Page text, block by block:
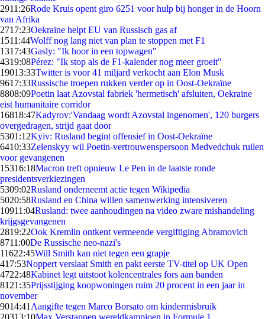
2911:26Rode Kruis opent giro 6251 voor hulp bij honger in de Hoorn
van Afrika
2717:23Oekraïne helpt EU van Russisch gas af
1511:44Wolff nog lang niet van plan te stoppen met F1
1317:43Gasly: "Ik hoor in een topwagen"
4319:08Pérez: "Ik stop als de F1-kalender nog meer groeit"
19013:33Twitter is voor 41 miljard verkocht aan Elon Musk
9617:33Russische troepen rukken verder op in Oost-Oekraïne
8808:09Poetin laat Azovstal fabriek 'hermetisch' afsluiten, Oekraïne
eist humanitaire corridor
16818:47Kadyrov:'Vandaag wordt Azovstal ingenomen', 120 burgers
overgedragen, strijd gaat door
5301:12Kyiv: Rusland begint offensief in Oost-Oekraïne
6410:33Zelenskyy wil Poetin-vertrouwenspersoon Medvedchuk ruilen
voor gevangenen
15316:18Macron treft opnieuw Le Pen in de laatste ronde
presidentsverkiezingen
5309:02Rusland onderneemt actie tegen Wikipedia
5020:58Rusland en China willen samenwerking intensiveren
10911:04Rusland: twee aanhoudingen na video zware mishandeling
krijgsgevangenen
2819:22Ook Kremlin ontkent vermeende vergiftiging Abramovich
8711:00De Russische neo-nazi's
11622:45Will Smith kan niet tegen een grapje
417:53Noppert verslaat Smith en pakt eerste TV-titel op UK Open
4722:48Kabinet legt uitstoot kolencentrales fors aan banden
81 21:35Prijsstijging koopwoningen ruim 20 procent in een jaar in
november
9014:41 Aangifte tegen Marco Borsato om kindermisbruik
20313:10Max Verstappen wereldkampioen in Formule 1